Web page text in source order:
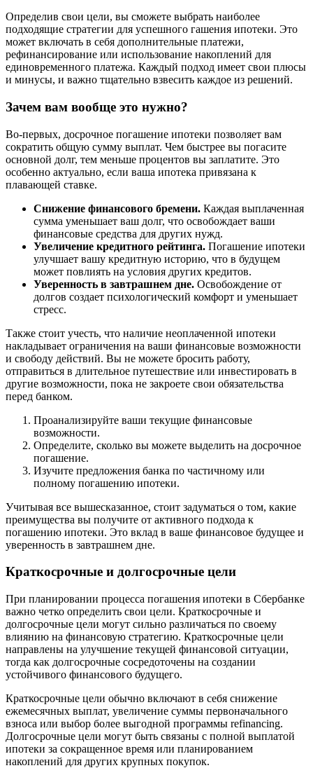
Определив свои цели, вы сможете выбрать наиболее
подходящие стратегии для успешного гашения ипотеки. Это
может включать в себя дополнительные платежи,
рефинансирование или использование накоплений для
единовременного платежа. Каждый подход имеет свои плюсы
и минусы, и важно тщательно взвесить каждое из решений.
Зачем вам вообще это нужно?
Во-первых, досрочное погашение ипотеки позволяет вам
сократить общую сумму выплат. Чем быстрее вы погасите
основной долг, тем меньше процентов вы заплатите. Это
особенно актуально, если ваша ипотека привязана к
плавающей ставке.
Снижение финансового бремени. Каждая выплаченная
сумма уменьшает ваш долг, что освобождает ваши
финансовые средства для других нужд.
Увеличение кредитного рейтинга. Погашение ипотеки
улучшает вашу кредитную историю, что в будущем
может повлиять на условия других кредитов.
Уверенность в завтрашнем дне. Освобождение от
долгов создает психологический комфорт и уменьшает
стресс.
Также стоит учесть, что наличие неоплаченной ипотеки
накладывает ограничения на ваши финансовые возможности
и свободу действий. Вы не можете бросить работу,
отправиться в длительное путешествие или инвестировать в
другие возможности, пока не закроете свои обязательства
перед банком.
Проанализируйте ваши текущие финансовые
возможности.
Определите, сколько вы можете выделить на досрочное
погашение.
Изучите предложения банка по частичному или
полному погашению ипотеки.
Учитывая все вышесказанное, стоит задуматься о том, какие
преимущества вы получите от активного подхода к
погашению ипотеки. Это вклад в ваше финансовое будущее и
уверенность в завтрашнем дне.
Краткосрочные и долгосрочные цели
При планировании процесса погашения ипотеки в Сбербанке
важно четко определить свои цели. Краткосрочные и
долгосрочные цели могут сильно различаться по своему
влиянию на финансовую стратегию. Краткосрочные цели
направлены на улучшение текущей финансовой ситуации,
тогда как долгосрочные сосредоточены на создании
устойчивого финансового будущего.
Краткосрочные цели обычно включают в себя снижение
ежемесячных выплат, увеличение суммы первоначального
взноса или выбор более выгодной программы refinancing.
Долгосрочные цели могут быть связаны с полной выплатой
ипотеки за сокращенное время или планированием
накоплений для других крупных покупок.